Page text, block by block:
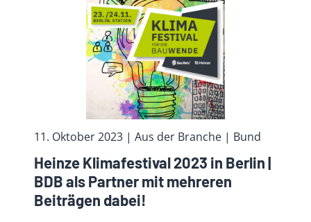
11. Oktober 2023 | Aus der Branche | Bund
Heinze Klimafestival 2023 in Berlin |
BDB als Partner mit mehreren
Beiträgen dabei!